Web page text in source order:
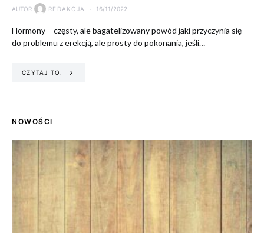
AUTOR REDAKCJA 16/11/2022
Hormony – częsty, ale bagatelizowany powód jaki przyczynia się
do problemu z erekcją, ale prosty do pokonania, jeśli…
CZYTAJ TO.
NOWOŚCI